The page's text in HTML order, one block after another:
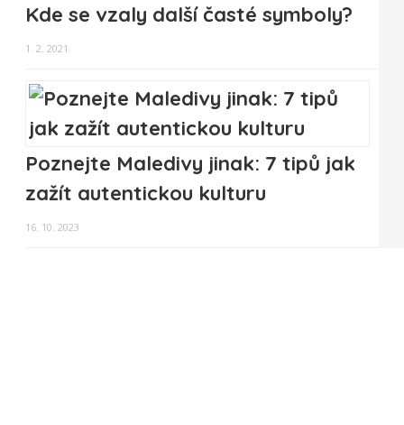
Kde se vzaly další časté symboly?
1. 2. 2021
Poznejte Maledivy jinak: 7 tipů jak
zažít autentickou kulturu
16. 10. 2023